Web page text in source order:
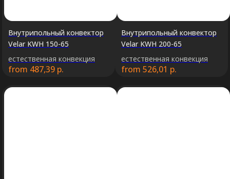
Внутрипольный конвектор
Velar KWH 150-65
естественная конвекция
from 487,39 р.
Внутрипольный конвектор
Velar KWH 200-65
естественная конвекция
from 526,01 р.